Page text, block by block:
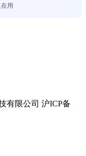
在用
有限公司 沪ICP备